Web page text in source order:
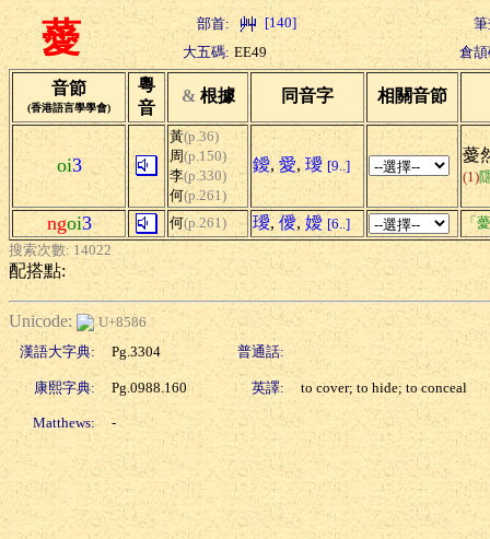
薆 部首: [140]
大五碼: EE49 倉
音節
(香港語言學學會)
粵
音
& 根據 同音字 相關音節
oi3
黃(p.36)
周(p.150)
李(p.330)
何(p.261)
鑀, 愛, 璦 [9..]
薆
(1)
ngoi3 何(p.261) 璦, 僾, 嬡 [6..]
「
搜索次數: 14022
配搭點:
Unicode:
U+8586
漢語大字典:
Pg.3304 普通話:
康熙字典: Pg.0988.160 英譯: to cover; to hide; to conceal
Matthews: -